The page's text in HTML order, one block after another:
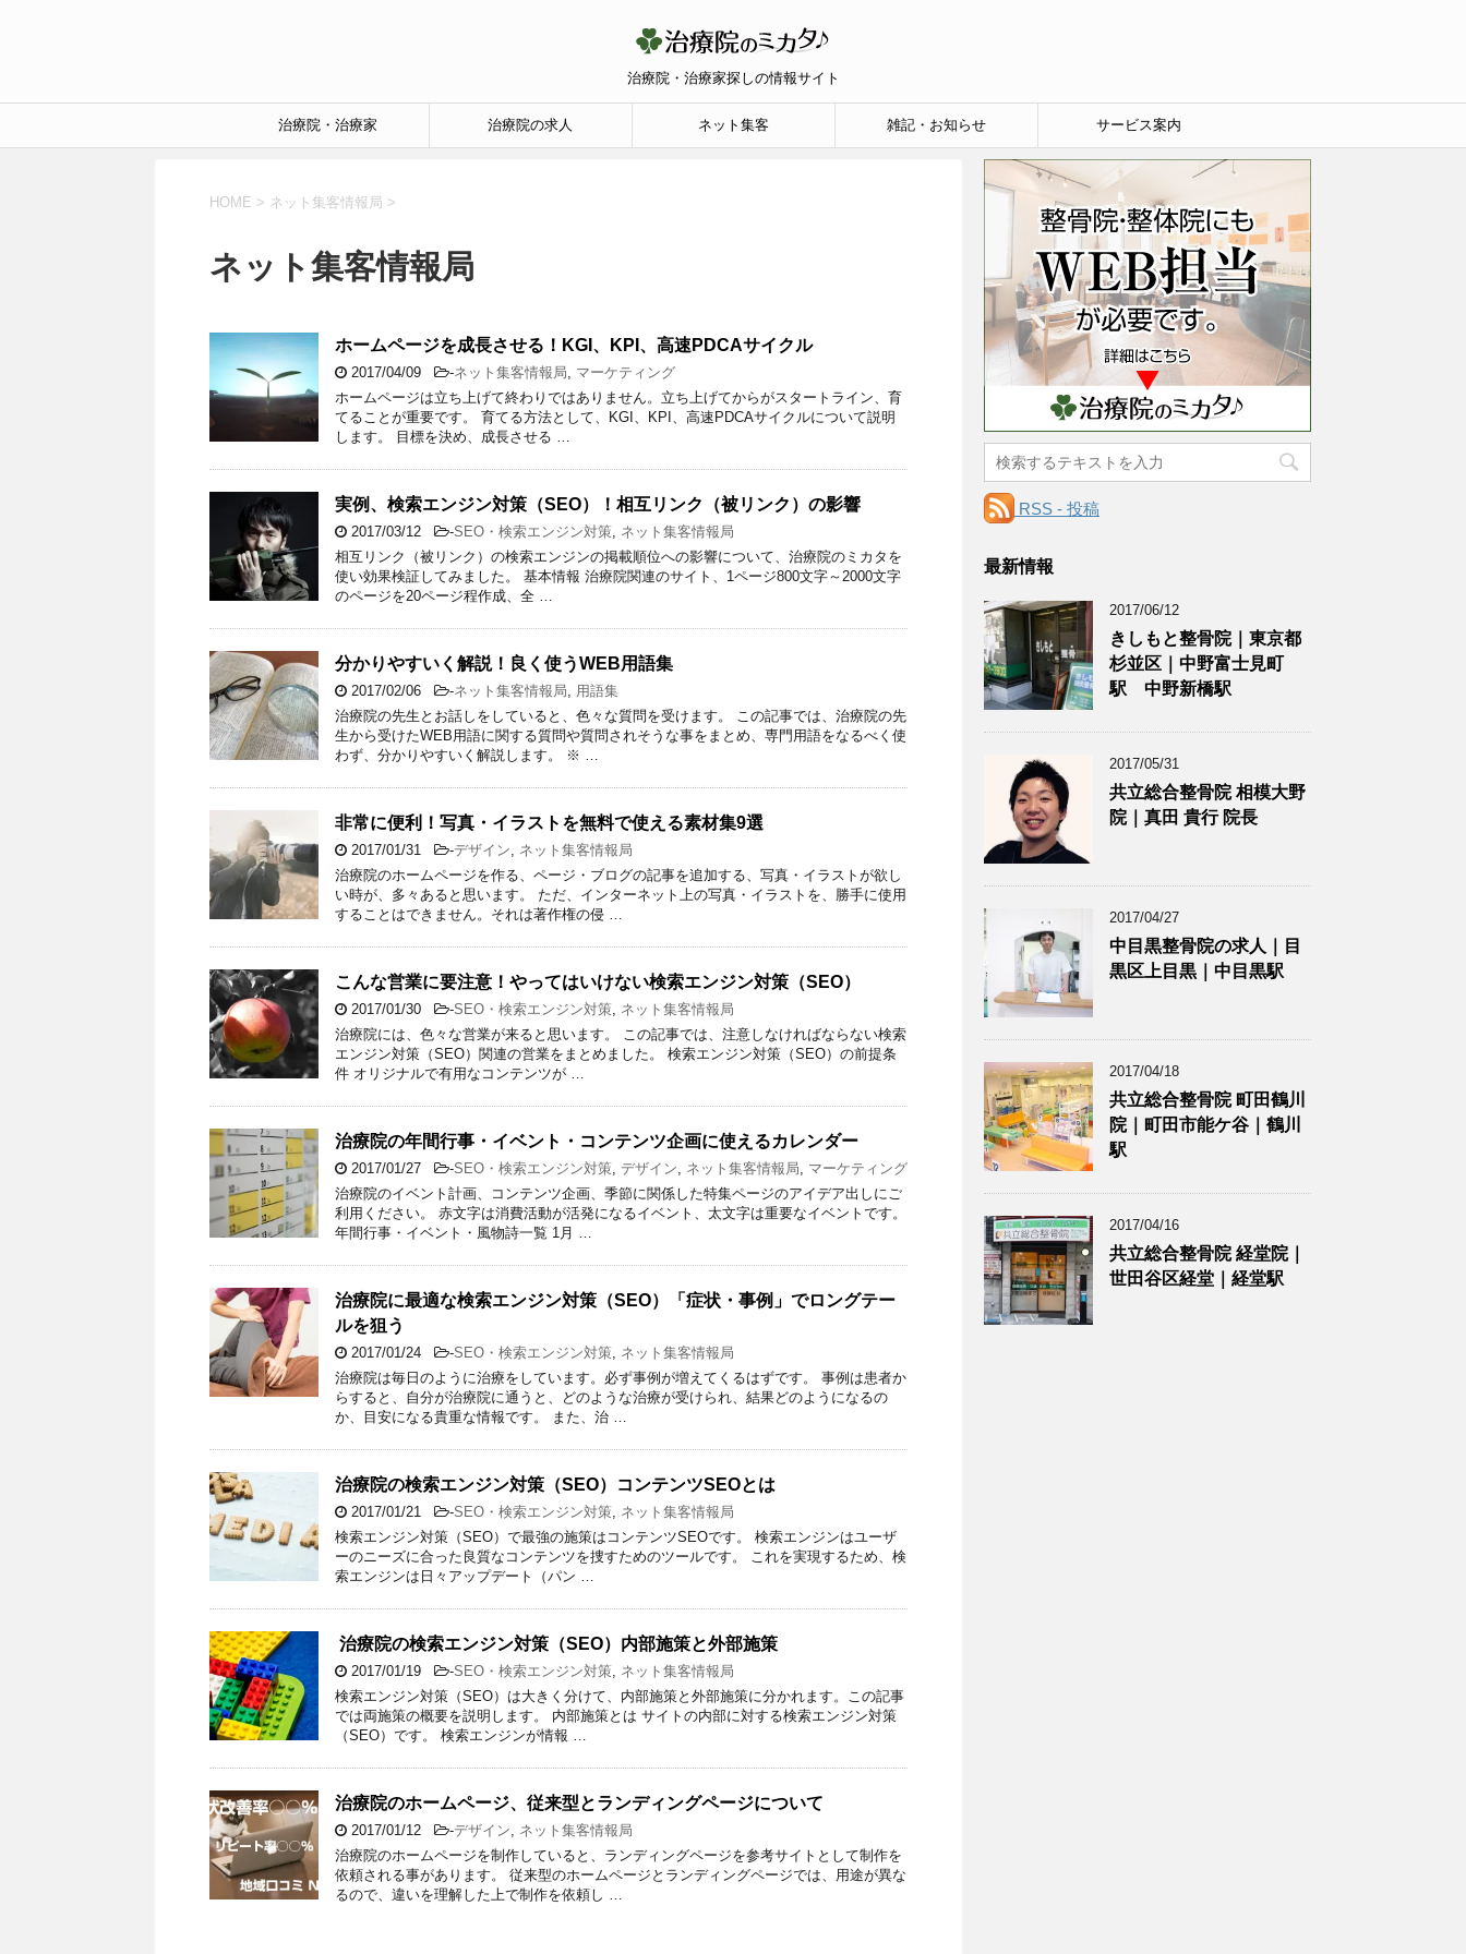
治療院・治療家探しの情報サイト
治療院・治療家 治療院の求人 ネット集客 雑記・お知らせ サービス案内
HOME > ネット集客情報局 >
ネット集客情報局
ホームページを成長させる！KGI、KPI、高速PDCAサイクル
2017/04/09 -ネット集客情報局, マーケティング
ホームページは立ち上げて終わりではありません。立ち上げてからがスタートライン、育
てることが重要です。 育てる方法として、KGI、KPI、高速PDCAサイクルについて説明
します。 目標を決め、成長させる …
実例、検索エンジン対策（SEO）！相互リンク（被リンク）の影響
2017/03/12 -SEO・検索エンジン対策, ネット集客情報局
相互リンク（被リンク）の検索エンジンの掲載順位への影響について、治療院のミカタを
使い効果検証してみました。 基本情報 治療院関連のサイト、1ページ800文字～2000文字
のページを20ページ程作成、全 …
分かりやすいく解説！良く使うWEB用語集
2017/02/06 -ネット集客情報局, 用語集
治療院の先生とお話しをしていると、色々な質問を受けます。 この記事では、治療院の先
生から受けたWEB用語に関する質問や質問されそうな事をまとめ、専門用語をなるべく使
わず、分かりやすいく解説します。 ※ …
非常に便利！写真・イラストを無料で使える素材集9選
2017/01/31 -デザイン, ネット集客情報局
治療院のホームページを作る、ページ・ブログの記事を追加する、写真・イラストが欲し
い時が、多々あると思います。 ただ、インターネット上の写真・イラストを、勝手に使用
することはできません。それは著作権の侵 …
こんな営業に要注意！やってはいけない検索エンジン対策（SEO）
2017/01/30 -SEO・検索エンジン対策, ネット集客情報局
治療院には、色々な営業が来ると思います。 この記事では、注意しなければならない検索
エンジン対策（SEO）関連の営業をまとめました。 検索エンジン対策（SEO）の前提条
件 オリジナルで有用なコンテンツが …
治療院の年間行事・イベント・コンテンツ企画に使えるカレンダー
2017/01/27 -SEO・検索エンジン対策, デザイン, ネット集客情報局, マーケティング
治療院のイベント計画、コンテンツ企画、季節に関係した特集ページのアイデア出しにご
利用ください。 赤文字は消費活動が活発になるイベント、太文字は重要なイベントです。
年間行事・イベント・風物詩一覧 1月 …
治療院に最適な検索エンジン対策（SEO）「症状・事例」でロングテー
ルを狙う
2017/01/24 -SEO・検索エンジン対策, ネット集客情報局
治療院は毎日のように治療をしています。必ず事例が増えてくるはずです。 事例は患者か
らすると、自分が治療院に通うと、どのような治療が受けられ、結果どのようになるの
か、目安になる貴重な情報です。 また、治 …
治療院の検索エンジン対策（SEO）コンテンツSEOとは
2017/01/21 -SEO・検索エンジン対策, ネット集客情報局
検索エンジン対策（SEO）で最強の施策はコンテンツSEOです。 検索エンジンはユーザ
ーのニーズに合った良質なコンテンツを捜すためのツールです。 これを実現するため、検
索エンジンは日々アップデート（パン …
​ 治療院の検索エンジン対策（SEO）内部施策と外部施策
2017/01/19 -SEO・検索エンジン対策, ネット集客情報局
検索エンジン対策（SEO）は大きく分けて、内部施策と外部施策に分かれます。この記事
では両施策の概要を説明します。 内部施策とは サイトの内部に対する検索エンジン対策
（SEO）です。 検索エンジンが情報 …
治療院のホームページ、従来型とランディングページについて
2017/01/12 -デザイン, ネット集客情報局
治療院のホームページを制作していると、ランディングページを参考サイトとして制作を
依頼される事があります。 従来型のホームページとランディングページでは、用途が異な
るので、違いを理解した上で制作を依頼し …
RSS - 投稿
最新情報
2017/06/12
きしもと整骨院｜東京都
杉並区｜中野富士見町
駅 中野新橋駅
2017/05/31
共立総合整骨院 相模大野
院｜真田 貴行 院長
2017/04/27
中目黒整骨院の求人｜目
黒区上目黒｜中目黒駅
2017/04/18
共立総合整骨院 町田鶴川
院｜町田市能ケ谷｜鶴川
駅
2017/04/16
共立総合整骨院 経堂院｜
世田谷区経堂｜経堂駅